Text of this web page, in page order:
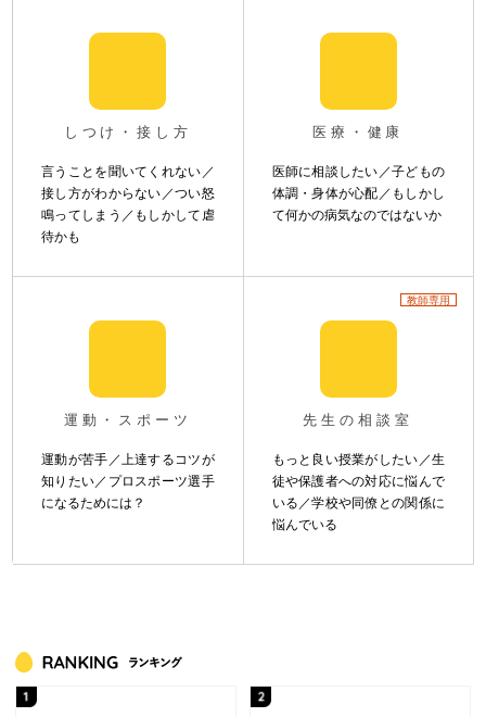
しつけ・接し方
言うことを聞いてくれない／
接し方がわからない／つい怒
鳴ってしまう／もしかして虐
待かも
医療・健康
医師に相談したい／子どもの
体調・身体が心配／もしかし
て何かの病気なのではないか
運動・スポーツ
運動が苦手／上達するコツが
知りたい／プロスポーツ選手
になるためには？
教師専用
先生の相談室
もっと良い授業がしたい／生
徒や保護者への対応に悩んで
いる／学校や同僚との関係に
悩んでいる